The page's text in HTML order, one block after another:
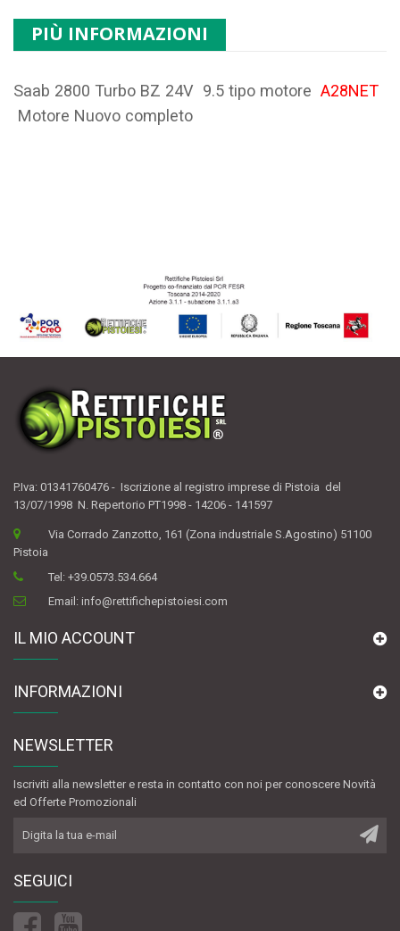
PIÙ INFORMAZIONI
Saab 2800 Turbo BZ 24V 9.5 tipo motore A28NET
Motore Nuovo completo
P.Iva: 01341760476 - Iscrizione al registro imprese di Pistoia del
13/07/1998 N. Repertorio PT1998 - 14206 - 141597
Via Corrado Zanzotto, 161 (Zona industriale S.Agostino) 51100
Pistoia
Tel:+39.0573.534.664
Email:info@rettifichepistoiesi.com
IL MIO ACCOUNT
INFORMAZIONI
NEWSLETTER
Iscriviti alla newsletter e resta in contatto con noi per conoscere Novità
ed Offerte Promozionali
SEGUICI